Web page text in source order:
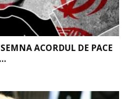
ACORDUL DE PACE